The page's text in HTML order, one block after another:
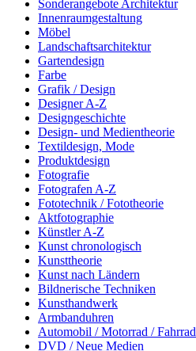
Sonderangebote Architektur
Innenraumgestaltung
Möbel
Landschaftsarchitektur
Gartendesign
Farbe
Grafik / Design
Designer A-Z
Designgeschichte
Design- und Medientheorie
Textildesign, Mode
Produktdesign
Fotografie
Fotografen A-Z
Fototechnik / Fototheorie
Aktfotographie
Künstler A-Z
Kunst chronologisch
Kunsttheorie
Kunst nach Ländern
Bildnerische Techniken
Kunsthandwerk
Armbanduhren
Automobil / Motorrad / Fahrrad
DVD / Neue Medien